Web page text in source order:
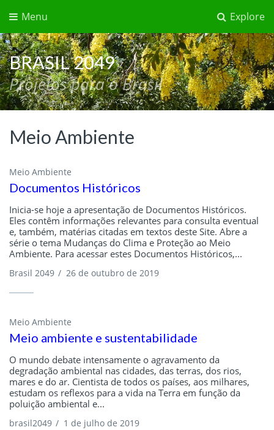
Explore
Menu
BRASIL 2049
Projetos para o Brasil
Meio Ambiente
Meio Ambiente
Documentos Históricos
Inicia-se hoje a apresentação de Documentos Históricos.
Eles contêm informações relevantes para consulta eventual
e, também, matérias citadas em textos deste Site. Abre a
série o tema Mudanças do Clima e Proteção ao Meio
Ambiente. Para acessar estes Documentos Históricos,...
Brasil 2049 / 26 de outubro de 2019
Meio Ambiente
Meio ambiente e sustentabilidade
O mundo debate intensamente o agravamento da
degradação ambiental nas cidades, das terras, dos rios,
mares e do ar. Cientista de todos os países, aos milhares,
estudam os reflexos para a vida na Terra em função da
poluição ambiental e...
brasil2049 / 1 de julho de 2019